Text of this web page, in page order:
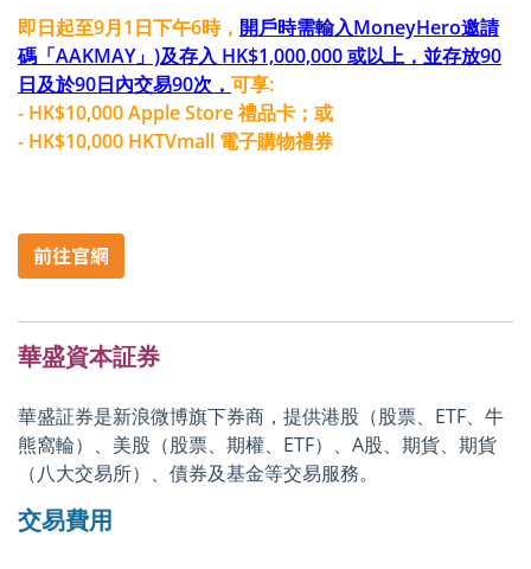
即日起至9月1日下午6時， 開戶時需輸入MoneyHero邀請
碼「AAKMAY」)及存入 HK$1,000,000 或以上，並存放90
日及於90日內交易90次， 可享:
- HK$10,000 Apple Store 禮品卡；或
- HK$10,000 HKTVmall 電子購物禮券
華盛資本証券
華盛証券是新浪微博旗下券商，提供港股（股票、ETF、牛
熊窩輪）、美股（股票、期權、ETF）、A股、期貨、期貨
（八大交易所）、債券及基金等交易服務。
交易費用